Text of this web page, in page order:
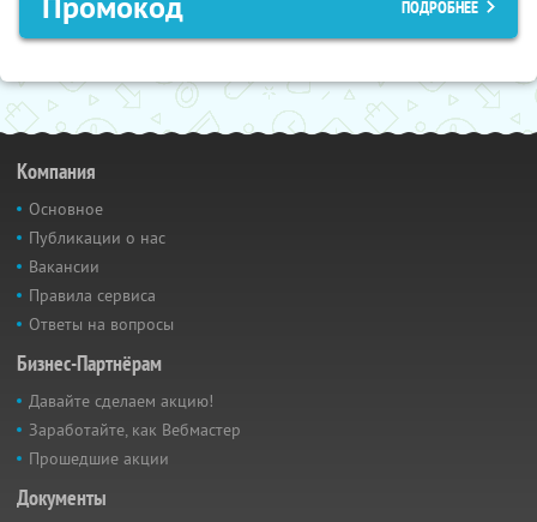
ПОДРОБНЕЕ
Компания
Основное
Публикации о нас
Вакансии
Правила сервиса
Ответы на вопросы
Бизнес-Партнёрам
Давайте сделаем акцию!
Заработайте, как Вебмастер
Прошедшие акции
Документы